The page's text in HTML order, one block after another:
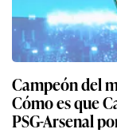
Campeón del
Cómo es que
PSG-Arsenal